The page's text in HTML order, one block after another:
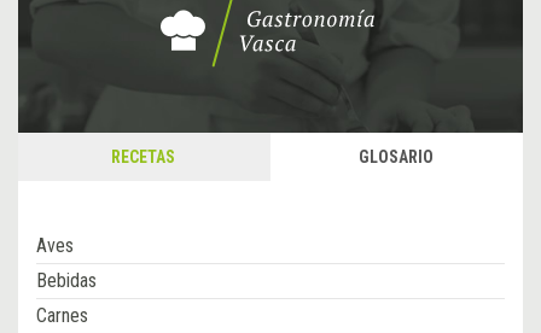
RECETAS GLOSARIO
Aves
Bebidas
Carnes